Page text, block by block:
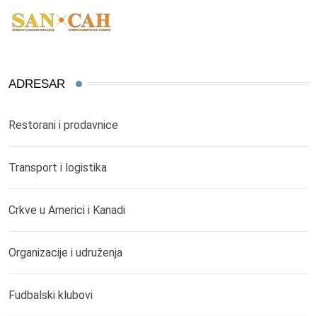
ADRESAR
Restorani i prodavnice
Transport i logistika
Crkve u Americi i Kanadi
Organizacije i udruženja
Fudbalski klubovi